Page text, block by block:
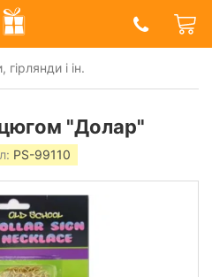
Prazdnik
Shop
і ін.
"Долар"
PS-99110